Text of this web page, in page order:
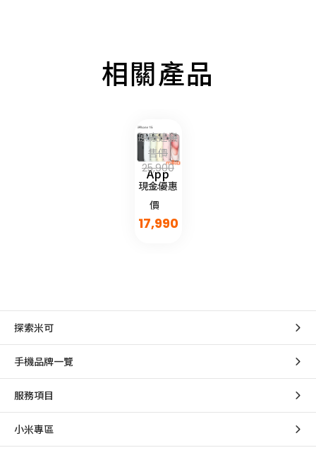
相關產品
Apple
蘋
果
iPhone
15
原廠建議
售價
25,900
現金優惠
價
17,990
探索米可
手機品牌一覽
服務項目
小米專區